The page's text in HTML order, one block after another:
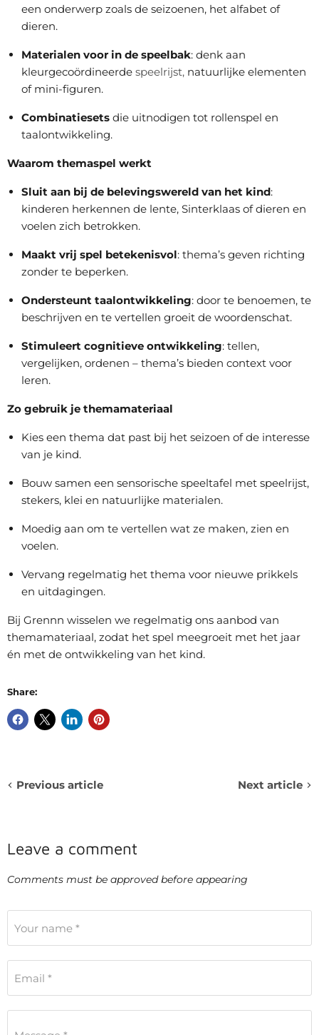
een onderwerp zoals de seizoenen, het alfabet of
dieren.
Materialen voor in de speelbak: denk aan
kleurgecoördineerde speelrijst, natuurlijke elementen
of mini-figuren.
Combinatiesets die uitnodigen tot rollenspel en
taalontwikkeling.
Waarom themaspel werkt
Sluit aan bij de belevingswereld van het kind:
kinderen herkennen de lente, Sinterklaas of dieren en
voelen zich betrokken.
Maakt vrij spel betekenisvol: thema’s geven richting
zonder te beperken.
Ondersteunt taalontwikkeling: door te benoemen, te
beschrijven en te vertellen groeit de woordenschat.
Stimuleert cognitieve ontwikkeling: tellen,
vergelijken, ordenen – thema’s bieden context voor
leren.
Zo gebruik je themamateriaal
Kies een thema dat past bij het seizoen of de interesse
van je kind.
Bouw samen een sensorische speeltafel met speelrijst,
stekers, klei en natuurlijke materialen.
Moedig aan om te vertellen wat ze maken, zien en
voelen.
Vervang regelmatig het thema voor nieuwe prikkels
en uitdagingen.
Bij Grennn wisselen we regelmatig ons aanbod van
themamateriaal, zodat het spel meegroeit met het jaar
én met de ontwikkeling van het kind.
Share:
Previous article Next article
Leave a comment
Comments must be approved before appearing
Your name *
Email *